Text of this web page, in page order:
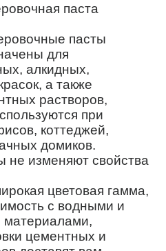
паста
пасты
для
алкидных,
а также
растворов,
при
коттеджей,
домиков.
не изменяют свойства
цветовая гамма,
с водными и
цементных и